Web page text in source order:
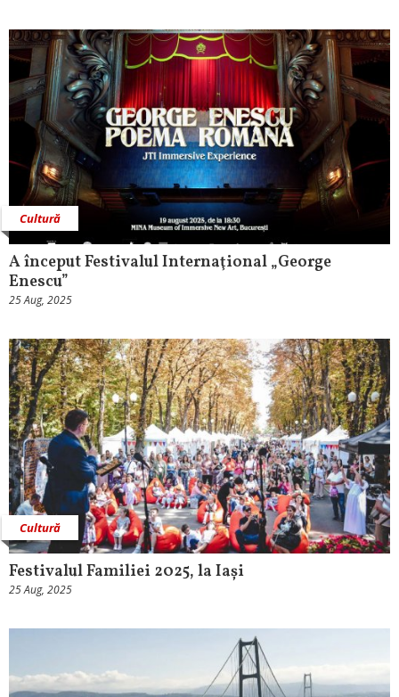
Cultură
A început Festivalul Internaţional „George
Enescu”
25 Aug, 2025
Cultură
Festivalul Familiei 2025, la Iași
25 Aug, 2025